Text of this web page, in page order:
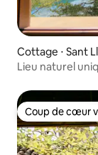
Cottage ⋅ Sant
Lieu naturel
Coup de cœur
Coup de cœur